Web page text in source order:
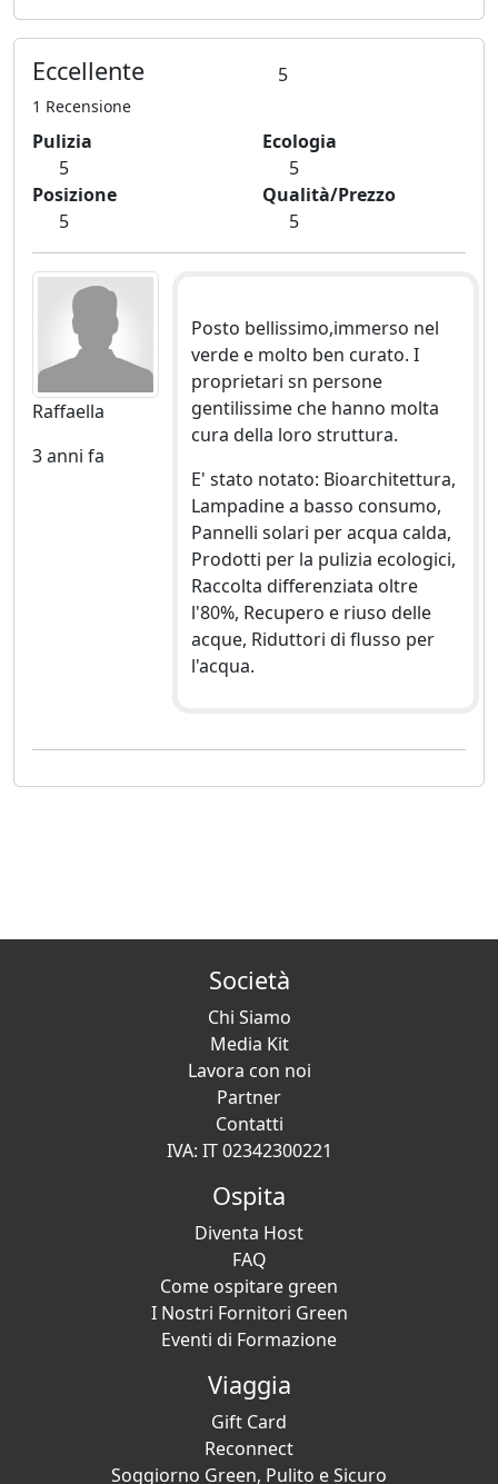
Eccellente 5
1 Recensione
Pulizia
5
Ecologia
5
Posizione
5
Qualità/Prezzo
5
Raffaella
3 anni fa
Posto bellissimo,immerso nel
verde e molto ben curato. I
proprietari sn persone
gentilissime che hanno molta
cura della loro struttura.
E' stato notato: Bioarchitettura,
Lampadine a basso consumo,
Pannelli solari per acqua calda,
Prodotti per la pulizia ecologici,
Raccolta differenziata oltre
l'80%, Recupero e riuso delle
acque, Riduttori di flusso per
l'acqua.
Società
Chi Siamo
Media Kit
Lavora con noi
Partner
Contatti
IVA: IT 02342300221
Ospita
Diventa Host
FAQ
Come ospitare green
I Nostri Fornitori Green
Eventi di Formazione
Viaggia
Gift Card
Reconnect
Soggiorno Green, Pulito e Sicuro